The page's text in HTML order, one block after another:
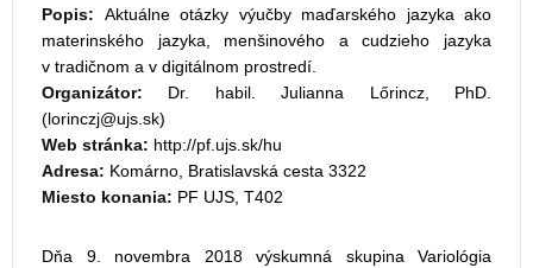
Popis: Aktuálne otázky výučby maďarského jazyka ako
materinského jazyka, menšinového a cudzieho jazyka
v tradičnom a v digitálnom prostredí.
Organizátor: Dr. habil. Julianna Lőrincz, PhD.
(
)
Web stránka: http://pf.ujs.sk/hu
Adresa: Komárno, Bratislavská cesta 3322
Miesto konania: PF UJS, T402
Dňa 9. novembra 2018 výskumná skupina Variológia